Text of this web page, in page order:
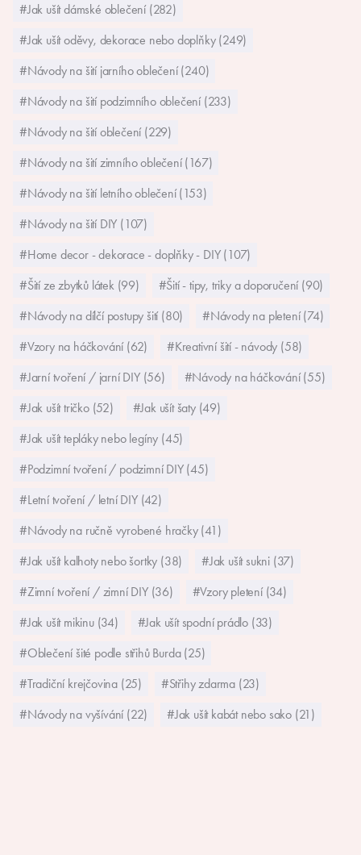
#Jak ušít dámské oblečení (282)
#Jak ušít oděvy, dekorace nebo doplňky (249)
#Návody na šití jarního oblečení (240)
#Návody na šití podzimního oblečení (233)
#Návody na šití oblečení (229)
#Návody na šití zimního oblečení (167)
#Návody na šití letního oblečení (153)
#Návody na šití DIY (107)
#Home decor - dekorace - doplňky - DIY (107)
#Šití ze zbytků látek (99)
#Šití - tipy, triky a doporučení (90)
#Návody na dílčí postupy šití (80)
#Návody na pletení (74)
#Vzory na háčkování (62)
#Kreativní šití - návody (58)
#Jarní tvoření / jarní DIY (56)
#Návody na háčkování (55)
#Jak ušít tričko (52)
#Jak ušít šaty (49)
#Jak ušít tepláky nebo legíny (45)
#Podzimní tvoření / podzimní DIY (45)
#Letní tvoření / letní DIY (42)
#Návody na ručně vyrobené hračky (41)
#Jak ušít kalhoty nebo šortky (38)
#Jak ušít sukni (37)
#Zimní tvoření / zimní DIY (36)
#Vzory pletení (34)
#Jak ušít mikinu (34)
#Jak ušít spodní prádlo (33)
#Oblečení šité podle střihů Burda (25)
#Tradiční krejčovina (25)
#Střihy zdarma (23)
#Návody na vyšívání (22)
#Jak ušít kabát nebo sako (21)